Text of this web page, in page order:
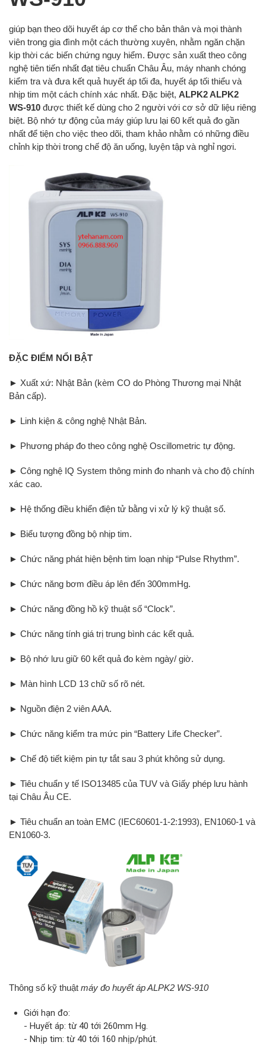
giúp bạn theo dõi huyết áp cơ thể cho bản thân và mọi thành
viên trong gia đình một cách thường xuyên, nhằm ngăn chặn
kịp thời các biến chứng nguy hiểm. Được sản xuất theo công
nghệ tiên tiến nhất đạt tiêu chuẩn Châu Âu, máy nhanh chóng
kiểm tra và đưa kết quả huyết áp tối đa, huyết áp tối thiểu và
nhịp tim một cách chính xác nhất. Đặc biệt, ALPK2 ALPK2
WS-910 được thiết kế dùng cho 2 người với cơ sở dữ liệu riêng
biệt. Bộ nhớ tự động của máy giúp lưu lại 60 kết quả đo gần
nhất để tiện cho việc theo dõi, tham khảo nhằm có những điều
chỉnh kịp thời trong chế độ ăn uống, luyện tập và nghỉ ngơi.
ĐẶC ĐIỂM NỔI BẬT
► Xuất xứ: Nhật Bản (kèm CO do Phòng Thương mại Nhật
Bản cấp).
► Linh kiện & công nghệ Nhật Bản.
► Phương pháp đo theo công nghệ Oscillometric tự động.
► Công nghệ IQ System thông minh đo nhanh và cho độ chính
xác cao.
► Hệ thống điều khiển điện tử bằng vi xử lý kỹ thuật số.
► Biểu tượng đồng bộ nhịp tim.
► Chức năng phát hiện bệnh tim loạn nhịp “Pulse Rhythm”.
► Chức năng bơm điều áp lên đến 300mmHg.
► Chức năng đồng hồ kỹ thuật số “Clock”.
► Chức năng tính giá trị trung bình các kết quả.
► Bộ nhớ lưu giữ 60 kết quả đo kèm ngày/ giờ.
► Màn hình LCD 13 chữ số rõ nét.
► Nguồn điện 2 viên AAA.
► Chức năng kiểm tra mức pin “Battery Life Checker”.
► Chế độ tiết kiệm pin tự tắt sau 3 phút không sử dụng.
► Tiêu chuẩn y tế ISO13485 của TUV và Giấy phép lưu hành
tại Châu Âu CE.
► Tiêu chuẩn an toàn EMC (IEC60601-1-2:1993), EN1060-1 và
EN1060-3.
Thông số kỹ thuật máy đo huyết áp ALPK2 WS-910
Giới hạn đo:
- Huyết áp: từ 40 tới 260mm Hg.
- Nhịp tim: từ 40 tới 160 nhịp/phút.